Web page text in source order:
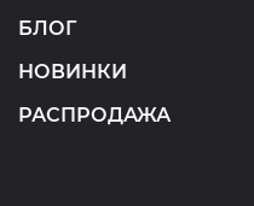
БЛОГ
НОВИНКИ
РАСПРОДАЖА